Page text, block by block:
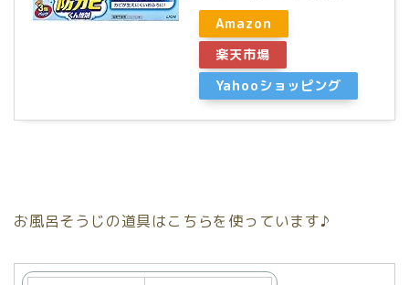
Amazon
楽天市場
Yahooショッピング
お風呂そうじの道具はこちらを使っています♪